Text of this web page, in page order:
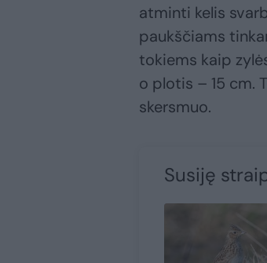
atminti kelis
paukščiams
tokiems kaip
o plotis – 15 cm.
skersmuo.
Susiję